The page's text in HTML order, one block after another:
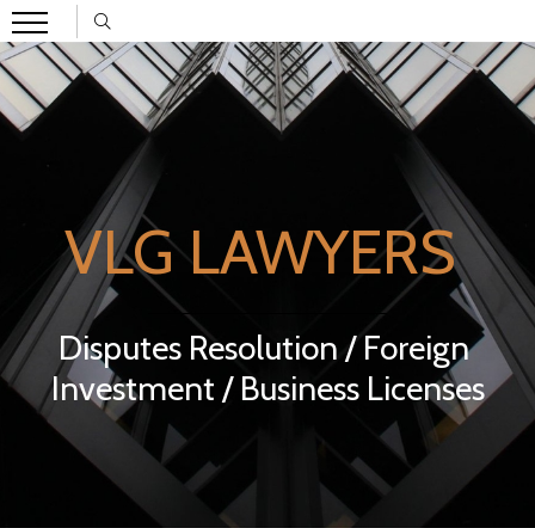
VLG LAWYERS
Disputes Resolution / Foreign
Investment / Business Licenses